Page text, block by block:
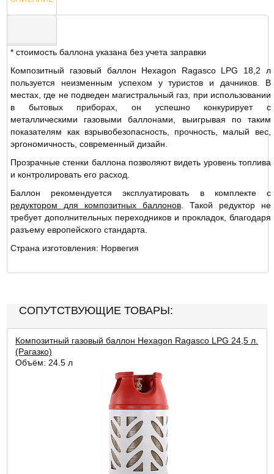
* стоимость баллона указана без учета заправки
Композитный газовый баллон Hexagon Ragasco LPG 18,2 л
пользуется неизменным успехом у туристов и дачников. В
местах, где не подведен магистральный газ, при использовании
в бытовых приборах, он успешно конкурирует с
металлическими газовыми баллонами, выигрывая по таким
показателям как взрывобезопасность, прочность, малый вес,
эргономичность, современный дизайн.
Прозрачные стенки баллона позволяют видеть уровень топлива
и контролировать его расход.
Баллон рекомендуется эксплуатировать в комплекте с
редуктором для композитных баллонов . Такой редуктор не
требует дополнительных переходников и прокладок, благодаря
разъему европейского стандарта.
Страна изготовления: Норвегия
СОПУТСТВУЮЩИЕ ТОВАРЫ:
Композитный газовый баллон Hexagon Ragasco LPG 24,5 л.
(Рагазко)
Объём: 24,5 л